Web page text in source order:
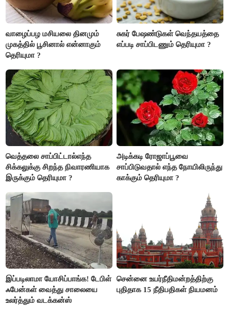
வாழைப்பழ மசியலை தினமும்
முகத்தில் பூசினால் என்னாகும்
தெரியுமா ?
சுகர் பேஷண்டுகள் வெந்தயத்தை
எப்படி சாப்பிடணும் தெரியுமா ?
வெத்தலை சாப்பிட்டால்எந்த
சிக்கலுக்கு சிறந்த நிவாரணியாக
இருக்கும் தெரியுமா ?
அடிக்கடி ரோஜாப்பூவை
சாப்பிடுவதால் எந்த நோயிலிருந்து
காக்கும் தெரியுமா ?
இப்படிலாமா யோசிப்பாங்க! டேபிள்
ஃபேன்கள் வைத்து சாலையை
உலர்த்தும் வடக்கன்ஸ்
சென்னை உயர்நீதிமன்றத்திற்கு
புதிதாக 15 நீதிபதிகள் நியமனம்